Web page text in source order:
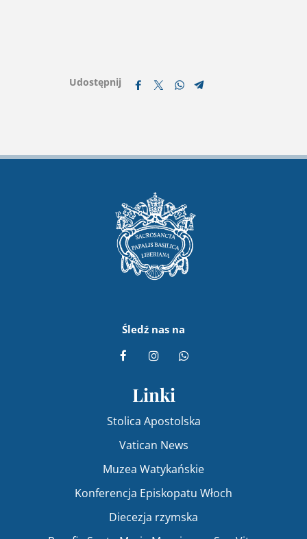
Udostępnij
Śledź nas na
Linki
Stolica Apostolska
Vatican News
Muzea Watykańskie
Konferencja Episkopatu Włoch
Diecezja rzymska